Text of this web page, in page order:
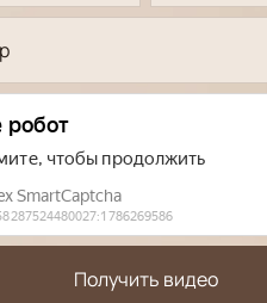
Получить видео